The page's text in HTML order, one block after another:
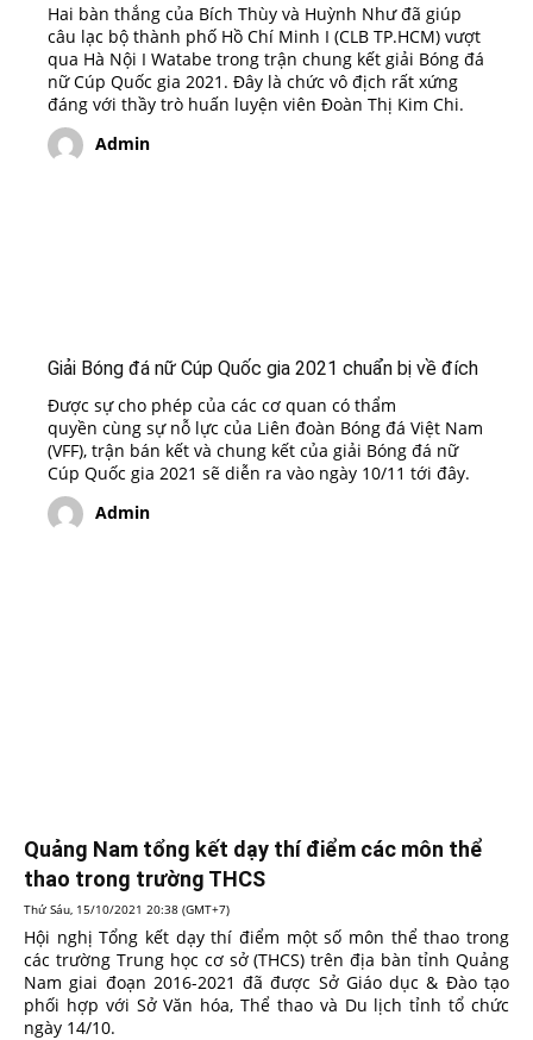
Hai bàn thắng của Bích Thùy và Huỳnh Như đã giúp
câu lạc bộ thành phố Hồ Chí Minh I (CLB TP.HCM) vượt
qua Hà Nội I Watabe trong trận chung kết giải Bóng đá
nữ Cúp Quốc gia 2021. Đây là chức vô địch rất xứng
đáng với thầy trò huấn luyện viên Đoàn Thị Kim Chi.
Admin
Giải Bóng đá nữ Cúp Quốc gia 2021 chuẩn bị về đích
Được sự cho phép của các cơ quan có thẩm
quyền cùng sự nỗ lực của Liên đoàn Bóng đá Việt Nam
(VFF), trận bán kết và chung kết của giải Bóng đá nữ
Cúp Quốc gia 2021 sẽ diễn ra vào ngày 10/11 tới đây.
Admin
Quảng Nam tổng kết dạy thí điểm các môn thể
thao trong trường THCS
Thứ Sáu, 15/10/2021 20:38 (GMT+7)
Hội nghị Tổng kết dạy thí điểm một số môn thể thao trong
các trường Trung học cơ sở (THCS) trên địa bàn tỉnh Quảng
Nam giai đoạn 2016-2021 đã được Sở Giáo dục & Đào tạo
phối hợp với Sở Văn hóa, Thể thao và Du lịch tỉnh tổ chức
ngày 14/10.